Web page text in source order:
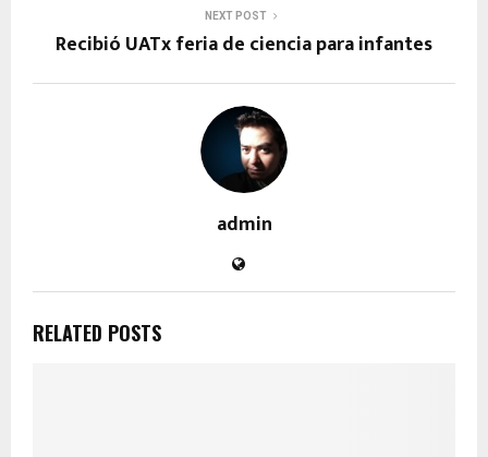
NEXT POST
Recibió UATx feria de ciencia para infantes
admin
RELATED POSTS